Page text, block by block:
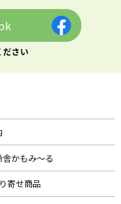
ださい
かもみ～る
寄せ商品